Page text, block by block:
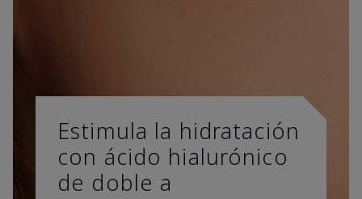
Estimula la hidratación
con ácido hialurónico
de doble a